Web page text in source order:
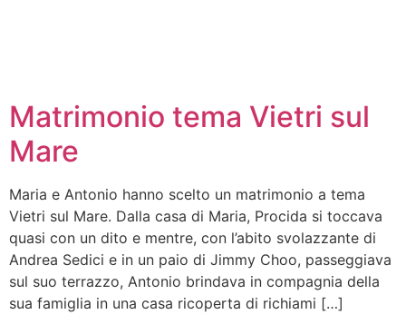
Matrimonio tema Vietri sul
Mare
Maria e Antonio hanno scelto un matrimonio a tema
Vietri sul Mare. Dalla casa di Maria, Procida si toccava
quasi con un dito e mentre, con l’abito svolazzante di
Andrea Sedici e in un paio di Jimmy Choo, passeggiava
sul suo terrazzo, Antonio brindava in compagnia della
sua famiglia in una casa ricoperta di richiami […]